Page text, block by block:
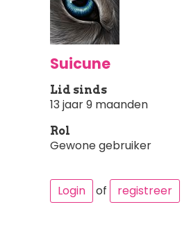
Suicune
Lid sinds
13 jaar 9 maanden
Rol
Gewone gebruiker
Login of registreer